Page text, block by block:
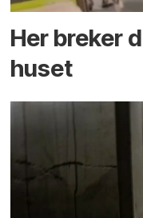
Her breker
huset